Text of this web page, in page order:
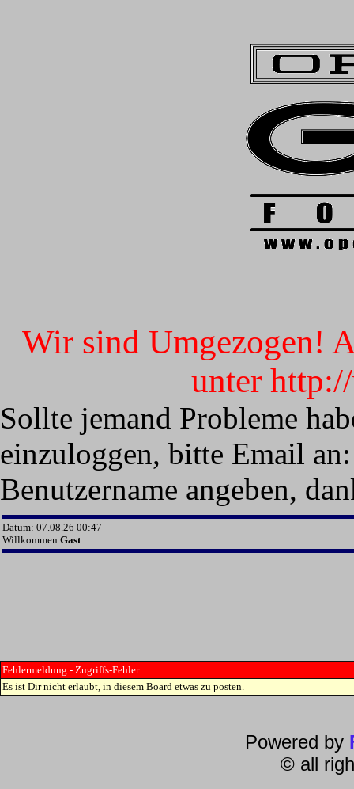
Wir sind Umgezogen!
unter
Sollte jemand Probleme
einzuloggen, bitte Email
Benutzername angeben,
Datum: 07.08.26 00:47
Willkommen Gast
Fehlermeldung - Zugriffs-Fehler
Es ist Dir nicht erlaubt, in diesem Board etwas zu posten.
Powered by
© all